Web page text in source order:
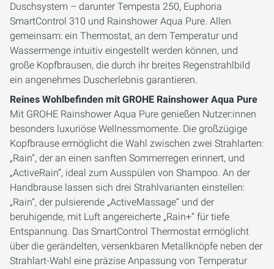
Duschsystem – darunter Tempesta 250, Euphoria
SmartControl 310 und Rainshower Aqua Pure. Allen
gemeinsam: ein Thermostat, an dem Temperatur und
Wassermenge intuitiv eingestellt werden können, und
große Kopfbrausen, die durch ihr breites Regenstrahlbild
ein angenehmes Duscherlebnis garantieren.
Reines Wohlbefinden mit GROHE Rainshower Aqua Pure
Mit GROHE Rainshower Aqua Pure genießen Nutzer:innen
besonders luxuriöse Wellnessmomente. Die großzügige
Kopfbrause ermöglicht die Wahl zwischen zwei Strahlarten:
„Rain“, der an einen sanften Sommerregen erinnert, und
„ActiveRain“, ideal zum Ausspülen von Shampoo. An der
Handbrause lassen sich drei Strahlvarianten einstellen:
„Rain“, der pulsierende „ActiveMassage“ und der
beruhigende, mit Luft angereicherte „Rain+“ für tiefe
Entspannung. Das SmartControl Thermostat ermöglicht
über die gerändelten, versenkbaren Metallknöpfe neben der
Strahlart-Wahl eine präzise Anpassung von Temperatur